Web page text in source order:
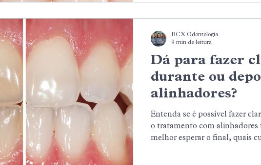
Dá para fazer
durante ou
alinhadores?
Entenda se é possível fazer
o tratamento com alinhadores
melhor esperar o final, quais
BCX Odontologia
9 min de leitura